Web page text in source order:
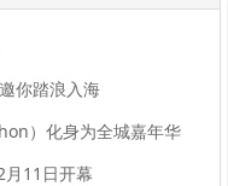
你踏浪入海
）化身为全城嘉年华
11日开幕